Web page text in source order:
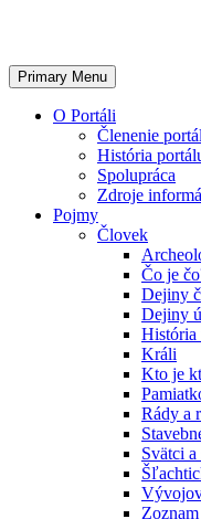
Primary Menu
O Portáli
Členenie
História
Spolupráca
Zdroje
Pojmy
Človek
Čo je
Dejiny
Dejiny
História
Králi
Kto je
Rády a
Svätci a